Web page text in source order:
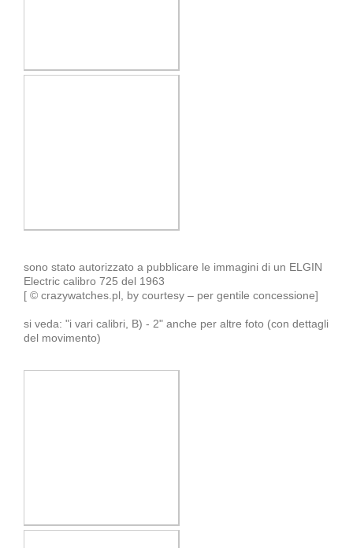
sono stato autorizzato a pubblicare le immagini di un ELGIN
Electric calibro 725 del 1963
[ © crazywatches.pl, by courtesy – per gentile concessione]
si veda: "i vari calibri, B) - 2" anche per altre foto (con dettagli
del movimento)